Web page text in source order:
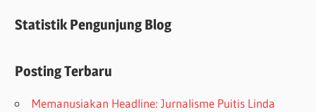
Statistik Pengunjung Blog
Posting Terbaru
Memanusiakan Headline: Jurnalisme Puitis Linda